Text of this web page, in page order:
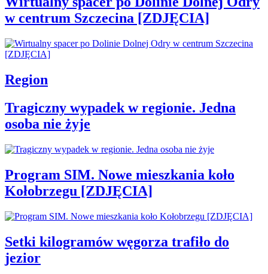
w centrum Szczecina [ZDJĘCIA]
Region
Tragiczny wypadek w regionie. Jedna
osoba nie żyje
Program SIM. Nowe mieszkania koło
Kołobrzegu [ZDJĘCIA]
Setki kilogramów węgorza trafiło do
jezior